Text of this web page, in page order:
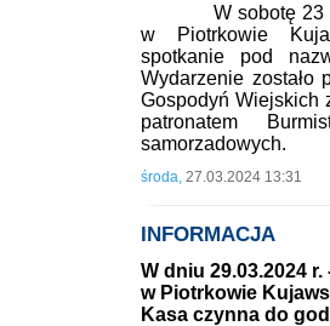
W sobotę 23
w Piotrkowie
spotkanie pod
Wydarzenie zostało
Gospodyń Wiejskich
patronatem
samorzadowych.
środa, 27.03.2024 13:31
INFORMACJA
W dniu 29.03.2024
w Piotrkowie
Kasa czynna do